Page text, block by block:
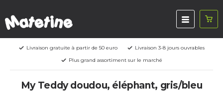
Livraison gratuite à partir de 50 euro
Livraison 3-8 jours ouvrables
Plus grand assortiment sur le marché
My Teddy doudou, éléphant, gris/bleu